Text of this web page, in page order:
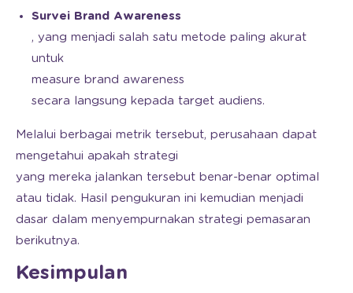
Survei Brand Awareness
, yang menjadi salah satu metode paling akurat
untuk
measure brand awareness
secara langsung kepada target audiens.
Melalui berbagai metrik tersebut, perusahaan dapat
mengetahui apakah strategi
yang mereka jalankan tersebut benar-benar optimal
atau tidak. Hasil pengukuran ini kemudian menjadi
dasar dalam menyempurnakan strategi pemasaran
berikutnya.
Kesimpulan